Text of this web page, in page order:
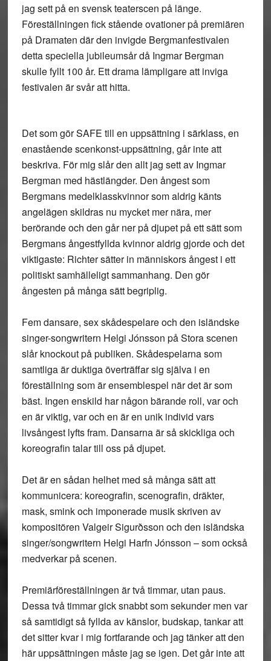
jag sett på en svensk teaterscen på länge.
Föreställningen fick stående ovationer på premiären
på Dramaten där den invigde Bergmanfestivalen
detta speciella jubileumsår då Ingmar Bergman
skulle fyllt 100 år. Ett drama lämpligare att inviga
festivalen är svår att hitta.
Det som gör SAFE till en uppsättning i särklass, en
enastående scenkonst-uppsättning, går inte att
beskriva. För mig slår den allt jag sett av Ingmar
Bergman med hästlängder. Den ångest som
Bergmans medelklasskvinnor som aldrig känts
angelägen skildras nu mycket mer nära, mer
berörande och den går ner på djupet på ett sätt som
Bergmans ångestfyllda kvinnor aldrig gjorde och det
viktigaste: Richter sätter in människors ångest i ett
politiskt samhälleligt sammanhang. Den gör
ångesten på många sätt begriplig.
Fem dansare, sex skådespelare och den isländske
singer-songwritern Helgi Jónsson på Stora scenen
slår knockout på publiken. Skådespelarna som
samtliga är duktiga överträffar sig själva i en
föreställning som är ensemblespel när det är som
bäst. Ingen enskild har någon bärande roll, var och
en är viktig, var och en är en unik individ vars
livsångest lyfts fram. Dansarna är så skickliga och
koreografin talar till oss på djupet.
Det är en sådan helhet med så många sätt att
kommunicera: koreografin, scenografin, dräkter,
mask, smink och imponerade musik skriven av
kompositören Valgeir Sigurðsson och den isländska
singer/songwritern Helgi Harfn Jónsson – som också
medverkar på scenen.
Premiärföreställningen är två timmar, utan paus.
Dessa två timmar gick snabbt som sekunder men var
så samtidigt så fyllda av känslor, budskap, tankar att
det sitter kvar i mig fortfarande och jag tänker att den
här uppsättningen måste jag se igen. Det går inte att